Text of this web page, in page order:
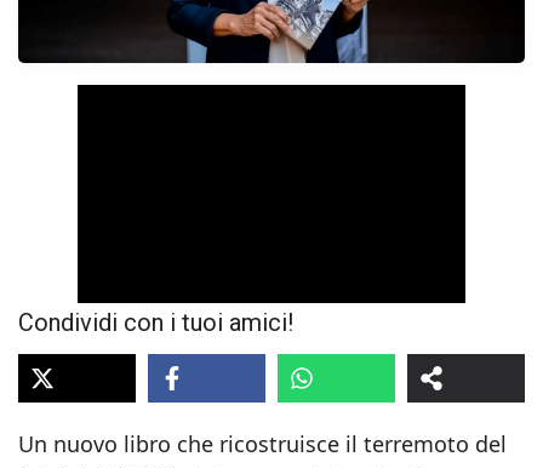
Condividi con i tuoi amici!
Un nuovo libro che ricostruisce il terremoto del